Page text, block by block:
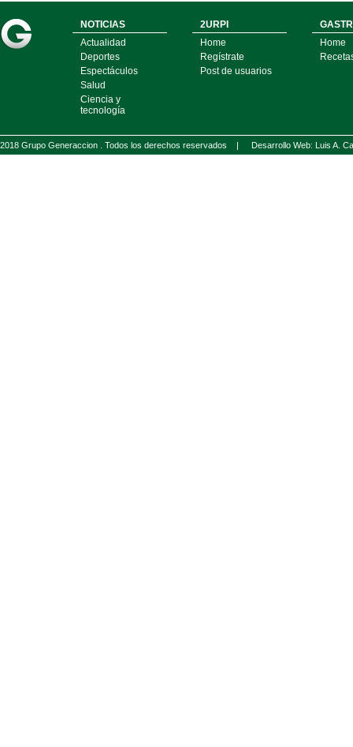
NOTICIAS
Actualidad
Deportes
Espectáculos
Salud
Ciencia y
tecnología
2URPI
Home
Regístrate
Post de usuarios
Home
2018 Grupo Generaccion . Todos los derechos reservados | Desarrollo Web: Luis